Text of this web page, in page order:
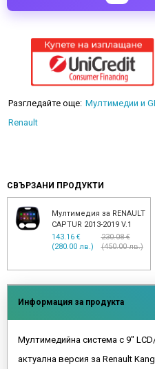
Разгледайте още: Мултимедии и
Renault
СВЪРЗАНИ ПРОДУКТИ
Мултимедия Renault
Sandero 2012-2019
153.38 €
(299.99 лв.)
232.64 €
(455.00 лв.)
Информация за продукта
Мултимедийна система с 9"
актуална версия за Renault